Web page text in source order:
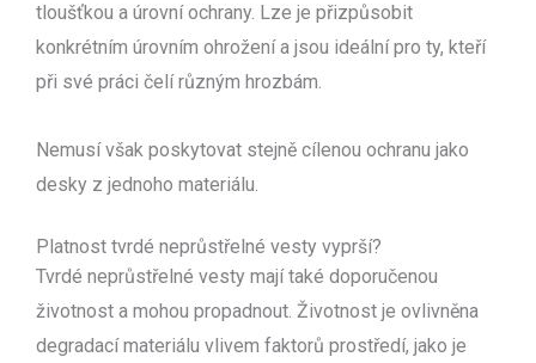
tloušťkou a úrovní ochrany. Lze je přizpůsobit
konkrétním úrovním ohrožení a jsou ideální pro ty, kteří
při své práci čelí různým hrozbám.
Nemusí však poskytovat stejně cílenou ochranu jako
desky z jednoho materiálu.
Platnost tvrdé neprůstřelné vesty vyprší?
Tvrdé neprůstřelné vesty mají také doporučenou
životnost a mohou propadnout. Životnost je ovlivněna
degradací materiálu vlivem faktorů prostředí, jako je